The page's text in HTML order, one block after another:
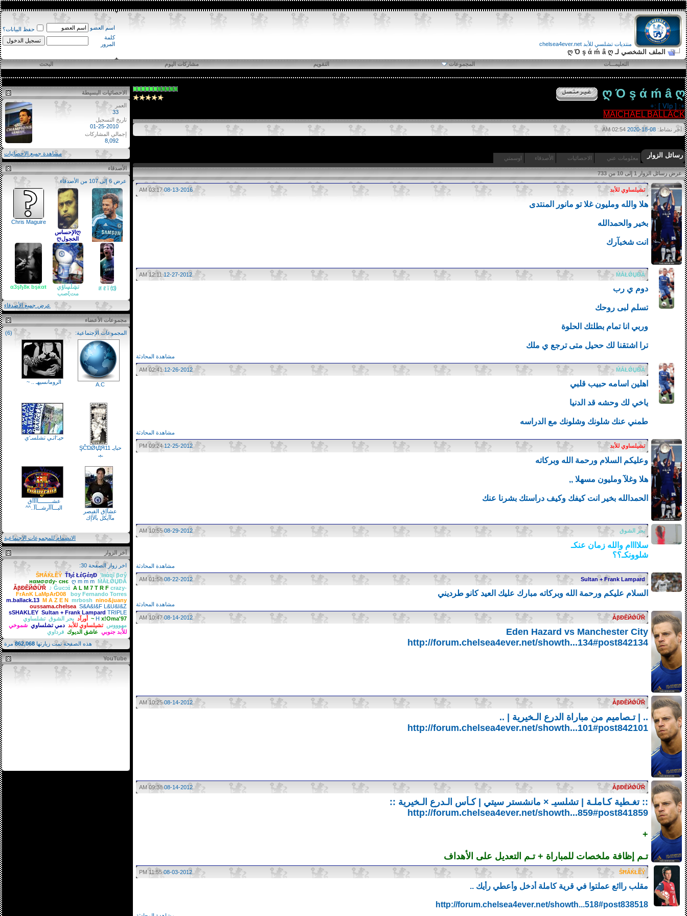
منتديات تشلسي للأبد chelsea4ever.net
الملف الشخصي لـ ღ Ό ş ά ḿ â ღ
اسم العضو
حفظ البيانات؟
كلمة
المرور
التعليمـــات المجموعات التقويم مشاركات اليوم البحث
ღ Ό ş ά ḿ â ღ
+: [ VIp ] :+
MAICHAEL BALLACK
آخر نشاط: 02:54 AM
رسائل الزوار معلومات عني الاحصائيات الأصدقاء اوسمتي
عرض رسائل الزوار 1 إلى 10من733
08-13-2016
03:17 AM تشيلساوي للأبد
هلا والله ومليون غلا تو مانور المنتدى
بخير والحمدالله
انت شخبآرك
12-27-2012
12:11 AM ḾẮŁǾЏĐẮ
دوم ي رب
تسلم لبى روحك
وربي انا تمام بطلتك الحلوة
ترا اشتقنا لك ححيل متى ترجع ي ملك
مشاهدة المحادثة
12-26-2012
02:41 AM ḾẮŁǾЏĐẮ
اهلين اسامه حبيب قلبي
ياخي لك وحشه قد الدنيا
طمني عنك شلونك وشلونك مع الدراسه
مشاهدة المحادثة
12-25-2012
09:24 PM تشيلساوي للأبد
وعليكم السلام ورحمة الله وبركاته
هلا وغلآ ومليون مسهلا ,,
الحمدالله بخير انت كيفك وكيف دراستك بشرنا عنك
08-29-2012
10:55 AM بحر الشوق
سلاااام والله زمان عنكـ
شلوونكـ؟؟
مشاهدة المحادثة
08-22-2012
01:58 AM Sultan + Frank Lampard
السلام عليكم ورحمة الله وبركاته مبارك عليك العيد كانو طرديني
مشاهدة المحادثة
08-14-2012
10:47 AM ẪβĐẼЙǾỮŘ
Eden Hazard vs Manchester City
http://forum.chelsea4ever.net/showth...134#post842134
08-14-2012
10:25 AM ẪβĐẼЙǾỮŘ
.. | تـصاميم من مباراة الدرع الـخيرية | ..
http://forum.chelsea4ever.net/showth...101#post842101
08-14-2012
09:38 AM ẪβĐẼЙǾỮŘ
:: تغـطية كـاملـة | تشلسيـ × مانشستر سيتي | كـأس الـدرع الـخيرية ::
http://forum.chelsea4ever.net/showth...859#post841859
+
تـم إظافة ملخصات للمباراة + تـم التعديل على الأهداف
08-03-2012
11:55 PM ŜĦẤЌŁỀŶ
مقلب راائع عملتوا في قرية كاملة أدخل وأعطي رأيك ..
http://forum.chelsea4ever.net/showth...518#post838518
الاحصائيات البسيطة
العمر
33
تاريخ التسجيل
01-25-2010
إجمالي المشاركات
8,092
مشاهدة جميع الاحصائيات
الأصدقاء
عرض 6 إلى 107 من الأصدقاء
Ĉzεcђ
ღالإحساس
الخجولღ
Chris Maguire
⒀ ส ℓ ĩ
تڜڷڛاۇي
متξصب
α3şђ8ĸ bşќαŧ
عرض جميع الأصدقاء
مجموعات الأعضاء
(6) المجموعات الإجتماعية:
A.C الرومانسيهـ .. ~
حبايـ ŞĈΏǾtДЯ11
ـبـ
حيـ‘اتـي تشلسـ‘ي
عشآإق القيصر
مآأيكل بآلآإك
عشـــــــــآآآآق
البـــآآآرشـــآآ..^^
الانضمام للمجموعات الاجتماعية
آخر الزوار
اخر زوار الصفحة 30:
ŜĦẤЌŁỀŶ Ťђέ ŁέĢέŋĐ Ίяάqĩ βσŷ
нαмσσdy- cнє ღ m m m ḾẮŁǾЏĐẮ
ẪβĐẼЙǾỮŘ ♪ Ĝucɔɪ̇ A L M 7 T R F crazy-
boy Fernando Torres‏
FrAnK LaMpArD08
m.ballack.13 M A Z E N mrbosh nino&juany
oussama.chelsea S&A&I&F L&U&I&Z
sSHAKLEY Sultan + Frank Lampard TRIPLE
H x!Oma'97~ أورآد بحر الشوق تشلساوي
مهوووس تشيلساوي للأبد دمي تشلساوي شموخي
للأبد جنوبي عاشق الديوك فرداوي
هذه الصفحة تمت زيارتها 862,068مرة
YouTube